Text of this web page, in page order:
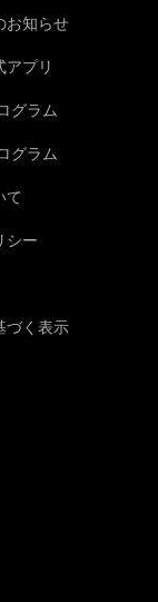
お知らせ
プリ
グラム
グラム
て
シー
づく表示